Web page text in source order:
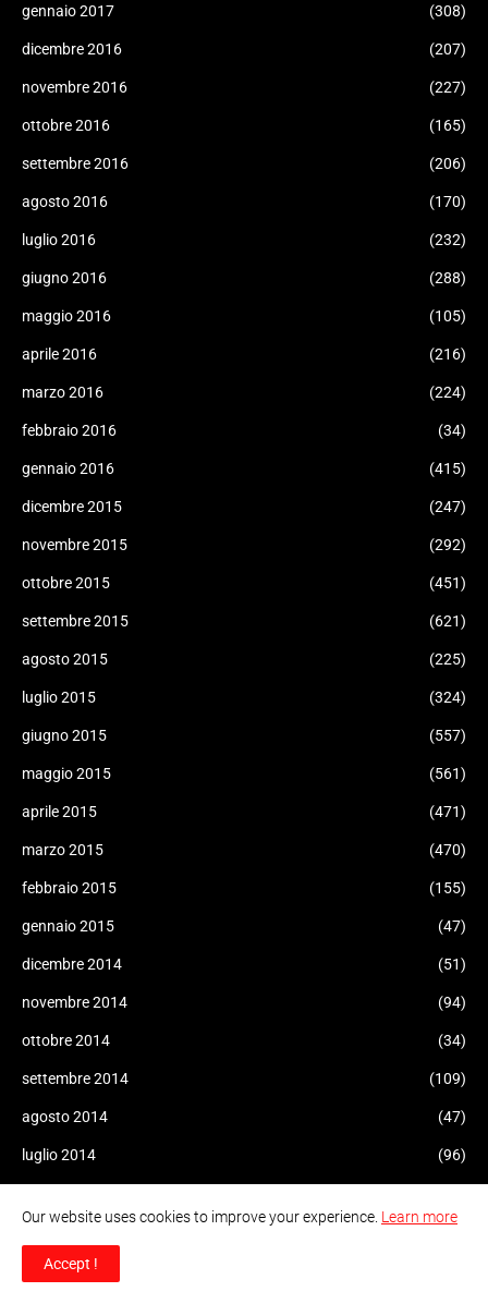
gennaio 2017 (308)
dicembre 2016 (207)
novembre 2016 (227)
ottobre 2016 (165)
settembre 2016 (206)
agosto 2016 (170)
luglio 2016 (232)
giugno 2016 (288)
maggio 2016 (105)
aprile 2016 (216)
marzo 2016 (224)
febbraio 2016 (34)
gennaio 2016 (415)
dicembre 2015 (247)
novembre 2015 (292)
ottobre 2015 (451)
settembre 2015 (621)
agosto 2015 (225)
luglio 2015 (324)
giugno 2015 (557)
maggio 2015 (561)
aprile 2015 (471)
marzo 2015 (470)
febbraio 2015 (155)
gennaio 2015 (47)
dicembre 2014 (51)
novembre 2014 (94)
ottobre 2014 (34)
settembre 2014 (109)
agosto 2014 (47)
luglio 2014 (96)
aprile 2014
Our website uses cookies to improve your experience. Learn more
Accept !